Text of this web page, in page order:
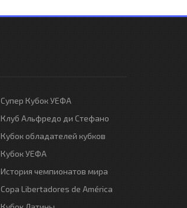
Супер Кубок УЕФА
Клуб Альфредо ди Стефано
Кубок обладателей кубков
Кубок УЕФА
История чемпионатов мира
Copa Libertadores de América